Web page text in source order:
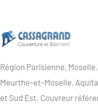
Région Parisienne, Moselle,
Meurthe-et-Moselle,
et Sud Est. Couvreur